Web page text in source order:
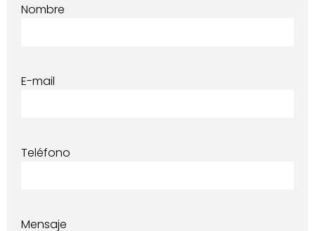
Nombre
E-mail
Teléfono
Mensaje